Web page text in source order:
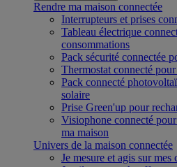
Rendre ma maison connectée
Interrupteurs et prises
Tableau électrique
consommations
Pack sécurité connectée
Thermostat connecté
Pack connecté
solaire
Prise Green'up pour
Visiophone connecté
ma maison
Univers de la maison connectée
Je mesure et agis sur mes